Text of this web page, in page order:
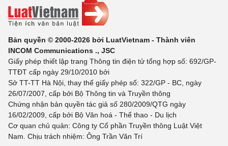
Bản quyền © 2000-2026 bởi LuatVietnam - Thành viên
INCOM Communications ., JSC
Giấy phép thiết lập trang Thông tin điện tử tổng hợp số: 692/GP-
TTĐT cấp ngày 29/10/2010 bởi
Sở TT-TT Hà Nội, thay thế giấy phép số: 322/GP - BC, ngày
26/07/2007, cấp bởi Bộ Thông tin và Truyền thông
Chứng nhận bản quyền tác giả số 280/2009/QTG ngày
16/02/2009, cấp bởi Bộ Văn hoá - Thể thao - Du lịch
Cơ quan chủ quản: Công ty Cổ phần Truyền thông Luật Việt
Nam. Chịu trách nhiệm: Ông Trần Văn Trí